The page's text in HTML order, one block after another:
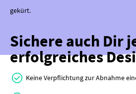
gekürt.
Sichere auch Dir
erfolgreiches
Keine Verpflichtung zur Abnahme